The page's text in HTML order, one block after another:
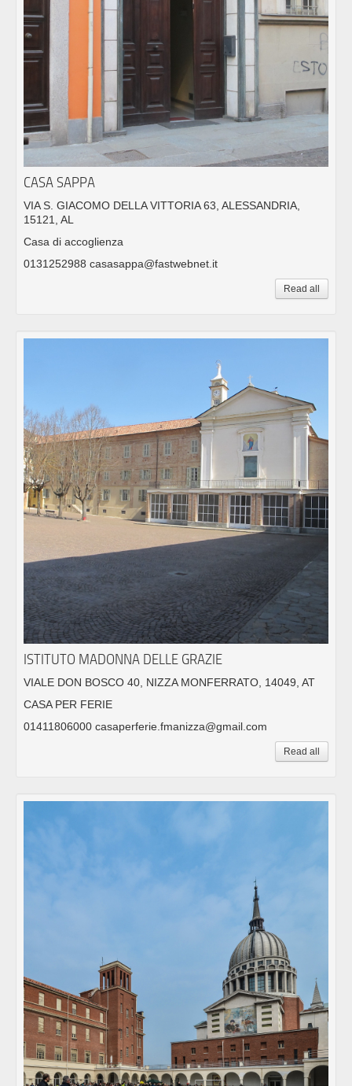
CASA SAPPA
VIA S. GIACOMO DELLA VITTORIA 63, ALESSANDRIA,
15121, AL
Casa di accoglienza
0131252988 casasappa@fastwebnet.it
Read all
ISTITUTO MADONNA DELLE GRAZIE
VIALE DON BOSCO 40, NIZZA MONFERRATO, 14049, AT
CASA PER FERIE
01411806000 casaperferie.fmanizza@gmail.com
Read all